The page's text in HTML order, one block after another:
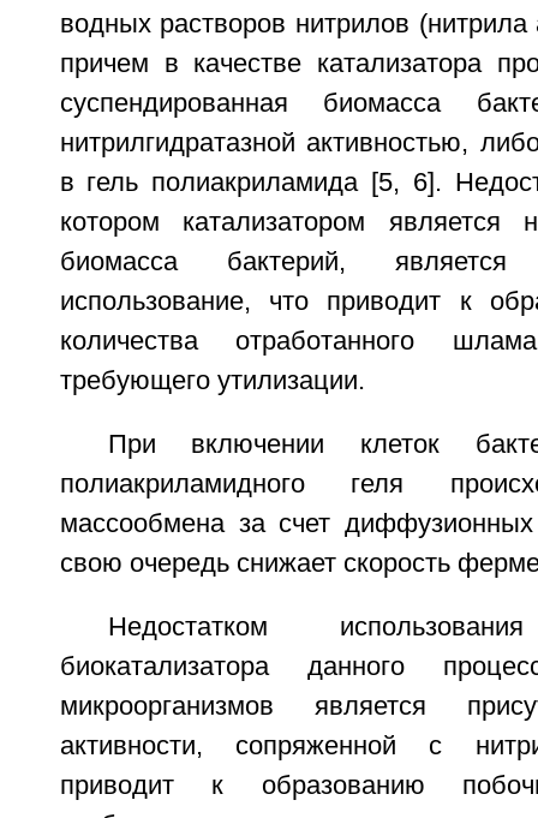
водных растворов нитрилов
причем в качестве катализатора
суспендированная биомасса
нитрилгидратазной активностью,
в гель полиакриламида [5, 6].
котором катализатором является
биомасса бактерий,
использование, что приводит к
количества отработанного
требующего утилизации.
При включении клеток
полиакриламидного геля
массообмена за счет
свою очередь снижает скорость
Недостатком
биокатализатора данного
микроорганизмов является
активности, сопряженной с
приводит к образованию